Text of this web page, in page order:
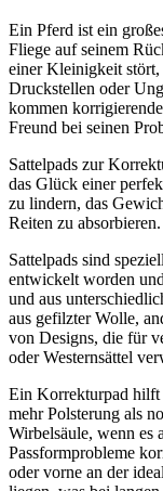
Ein Pferd ist ein
Fliege auf seinem
einer Kleinigkeit stört,
Druckstellen oder
kommen
Freund bei seinen
Sattelpads zur
das Glück einer
zu lindern, das
Reiten zu absorbieren.
Sattelpads sind
entwickelt worden
und aus
aus gefilzter Wolle,
von Designs, die für
oder Westernsättel
Ein Korrekturpad hilft
mehr Polsterung als
Wirbelsäule, wenn es
Passformprobleme
oder vorne an der